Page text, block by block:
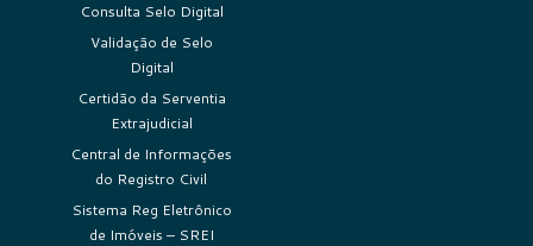
Consulta Selo Digital
Validação de Selo
Digital
Certidão da Serventia
Extrajudicial
Central de Informações
do Registro Civil
Sistema Reg Eletrônico
de Imóveis – SREI